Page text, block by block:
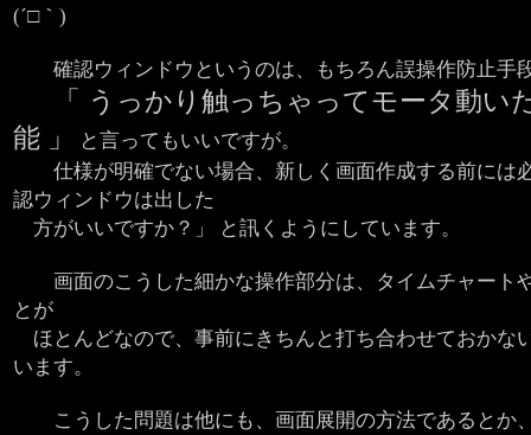
(´□｀)
確認ウィンドウというのは、もちろん誤操作防止手
「 うっかり触っちゃってモータ動い
能 」
と言ってもいいですが。
仕様が明確でない場合、新しく画面作成する前には
認ウィンドウは出した
方がいいですか？」 と訊くようにしています。
画面のこうした細かな操作部分は、タイムチャート
とが
ほとんどなので、事前にきちんと打ち合わせておかな
います。
こうした問題は他にも、画面展開の方法であるとか